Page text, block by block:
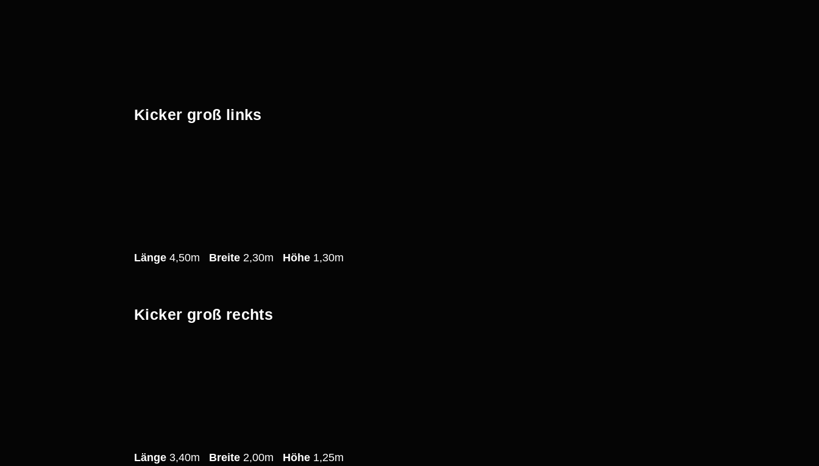
Kicker groß links
Länge 4,50m Breite 2,30m Höhe 1,30m
Kicker groß rechts
Länge 3,40m Breite 2,00m Höhe 1,25m